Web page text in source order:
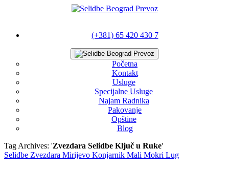
(+381) 65 420 430 7
Početna
Kontakt
Usluge
Specijalne Usluge
Najam Radnika
Pakovanje
Opštine
Blog
Tag Archives: 'Zvezdara Selidbe Ključ u Ruke'
Selidbe Zvezdara Mirijevo Konjarnik Mali Mokri Lug